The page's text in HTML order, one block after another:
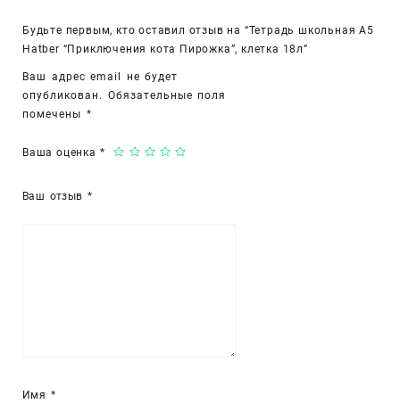
Будьте первым, кто оставил отзыв на “Тетрадь школьная А5
Hatber “Приключения кота Пирожка”, клетка 18л”
Ваш адрес email не будет
опубликован. Обязательные поля
помечены *
Ваша оценка *
Ваш отзыв *
Имя *